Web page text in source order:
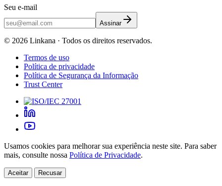
Seu e-mail
Assinar
© 2026 Linkana · Todos os direitos reservados.
Termos de uso
Política de privacidade
Política de Segurança da Informação
Trust Center
Usamos cookies para melhorar sua experiência neste site. Para saber
mais, consulte nossa Política de Privacidade.
Aceitar Recusar